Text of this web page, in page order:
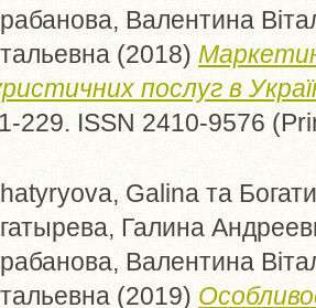
Валентина
(2018)
послуг в
229. ISSN 2410-9576
Galina та
Галина
Валентина
(2019)